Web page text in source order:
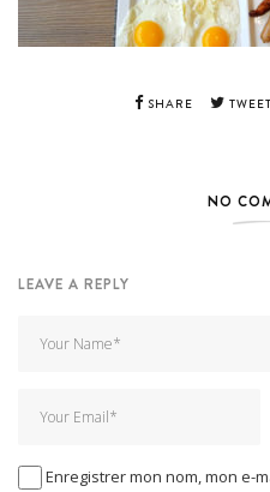
SHARE TWEET
NO
LEAVE A REPLY
Enregistrer mon nom, mon e-